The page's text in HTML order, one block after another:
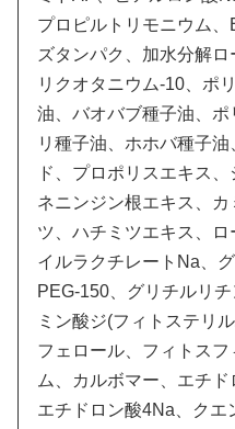
プロピルトリモニウム
ズタンパク、加水分解
リクオタニウム-10、ポ
油、バオバブ種子油、
リ種子油、ホホバ種子
ド、プロポリスエキス
ネニンジン根エキス、カ
ツ、ハチミツエキス、
イルラクチレートNa、
PEG-150、グリチルリ
ミン酸ジ(フィトステリ
フェロール、フィトス
ム、カルボマー、エチド
エチドロン酸4Na、クエ